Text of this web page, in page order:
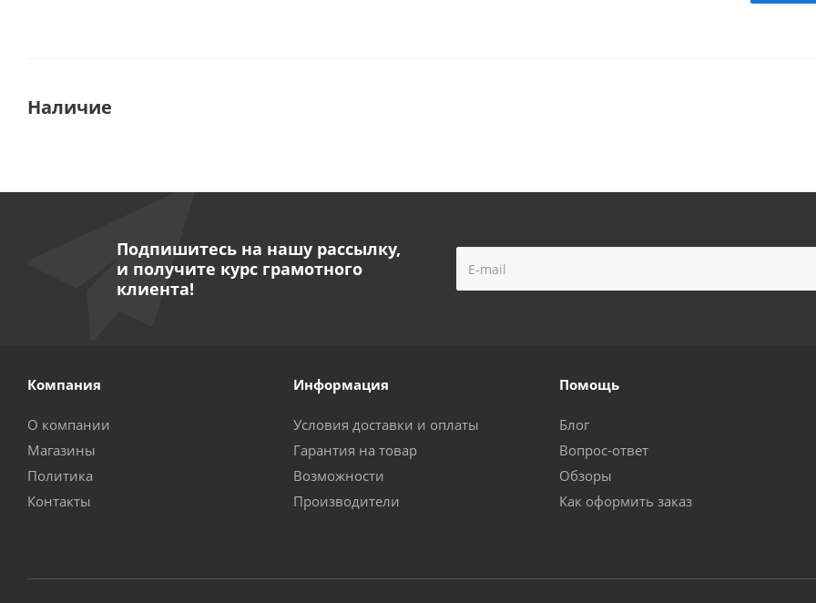
Наличие
Подпишитесь на нашу рассылку,
и получите курс грамотного
клиента!
Компания
О компании
Магазины
Политика
Контакты
Информация
Условия доставки и оплаты
Гарантия на товар
Возможности
Производители
Помощь
Блог
Вопрос-ответ
Обзоры
Как оформить заказ